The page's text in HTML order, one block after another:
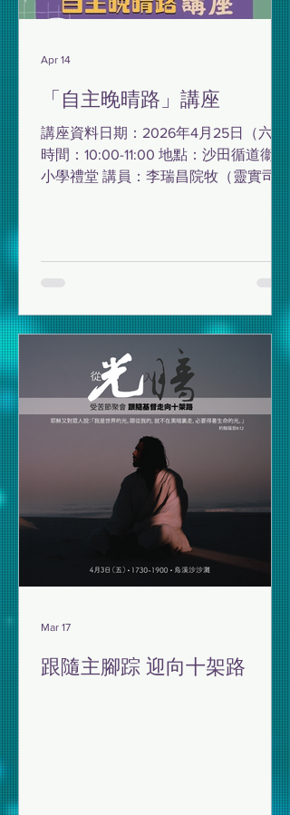
「自主晚晴路」講座
講座資料日期：2026年4月25日（六）
時間：10:00-11:00 地點：沙田循道衞理
小學禮堂 講員：李瑞昌院牧（靈實司務
道寧養院心靈社康牧關服務主管） 截止
Apr 14
跟隨主腳踪 迎向十架路
Mar 17